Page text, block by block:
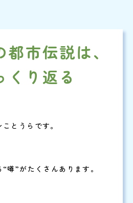
市伝説は、
くり返る
とうらです。
噂”がたくさんあります。